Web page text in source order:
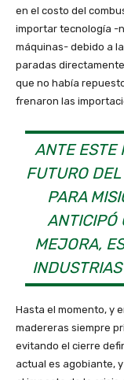
en el costo del
importar tecnología -
máquinas- debido a
paradas
que no había
frenaron las
ANTE ESTE
FUTURO
PARA
ANTICIPÓ
MEJORA,
Hasta el momento, y
madereras siempre
evitando el cierre
actual es agobiante,